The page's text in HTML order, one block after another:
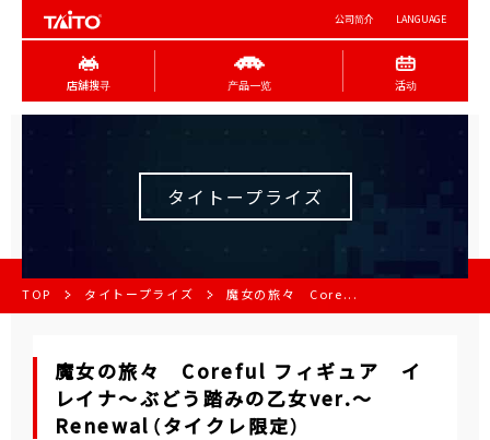
公司简介 LANGUAGE
店舖搜寻 产品一览 活动
タイトープライズ
TOP タイトープライズ 魔女の旅々 Core...
魔女の旅々 Coreful フィギュア イ
レイナ～ぶどう踏みの乙女ver.～
Renewal（タイクレ限定）